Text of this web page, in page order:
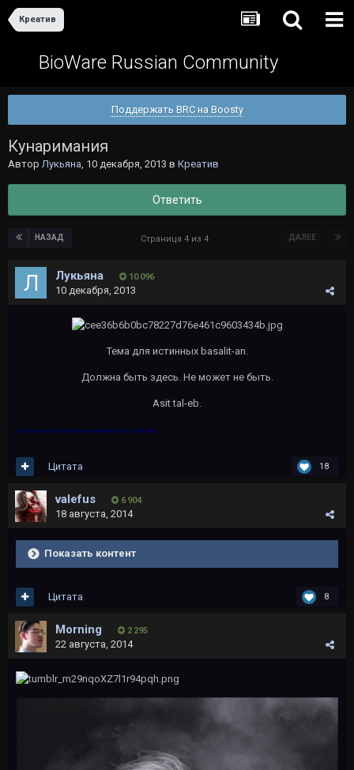
Креатив
BioWare Russian Community
Поддержать BRC на Boosty
Кунаримания
АвторЛукьяна, 10 декабря, 2013 в Креатив
Ответить
НАЗАД ДАЛЕЕ
Страница 4 из 4
Лукьяна 10 096
10 декабря, 2013
Тема для истинных basalit-an.
Должна быть здесь. Не может не быть.
Asit tal-eb.
И да не покусится больше никакой basra vashedan.
18
Цитата
valefus 6 904
18 августа, 2014
Показать контент
8
Цитата
Morning 2 295
22 августа, 2014